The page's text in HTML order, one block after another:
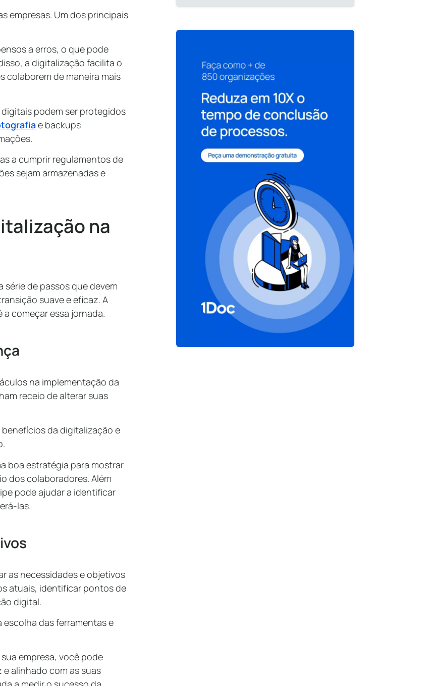
empresas. Um dos principais
a erros, o que pode
a digitalização facilita o
colaborem de maneira mais
podem ser protegidos
e backups
a cumprir regulamentos de
sejam armazenadas e
na
série de passos que devem
suave e eficaz. A
começar essa jornada.
na implementação da
receio de alterar suas
da digitalização e
boa estratégia para mostrar
dos colaboradores. Além
pode ajudar a identificar
las.
as necessidades e objetivos
atuais, identificar pontos de
digital.
das ferramentas e
empresa, você pode
alinhado com as suas